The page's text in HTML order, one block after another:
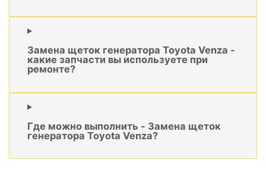
Замена щеток генератора Toyota Venza -
какие запчасти вы используете при
ремонте?
Где можно выполнить - Замена щеток
генератора Toyota Venza?